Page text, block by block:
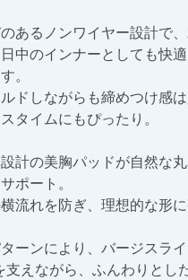
あるノンワイヤー設計で
中のインナーとしても快
。
ドしながらも締めつけ感
タイムにもぴったり。
計の美胸パッドが自然な
ポート。
流れを防ぎ、理想的な形に
ーンにより、バージスラ
支えながら、ふんわりとし